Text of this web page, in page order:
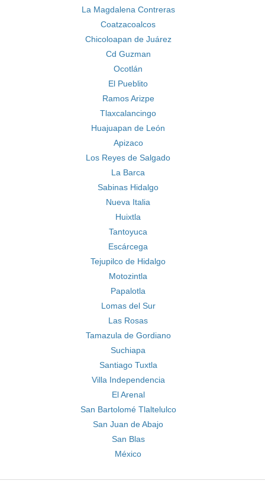
La Magdalena Contreras
Coatzacoalcos
Chicoloapan de Juárez
Cd Guzman
Ocotlán
El Pueblito
Ramos Arizpe
Tlaxcalancingo
Huajuapan de León
Apizaco
Los Reyes de Salgado
La Barca
Sabinas Hidalgo
Nueva Italia
Huixtla
Tantoyuca
Escárcega
Tejupilco de Hidalgo
Motozintla
Papalotla
Lomas del Sur
Las Rosas
Tamazula de Gordiano
Suchiapa
Santiago Tuxtla
Villa Independencia
El Arenal
San Bartolomé Tlaltelulco
San Juan de Abajo
San Blas
México